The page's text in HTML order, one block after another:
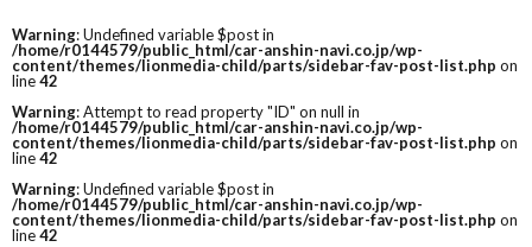
Warning: Undefined variable $post in
/home/r0144579/public_html/car-anshin-navi.co.jp/wp-
content/themes/lionmedia-child/parts/sidebar-fav-post-list.php on
line42
Warning: Attempt to read property "ID" on null in
/home/r0144579/public_html/car-anshin-navi.co.jp/wp-
content/themes/lionmedia-child/parts/sidebar-fav-post-list.php on
line42
Warning: Undefined variable $post in
/home/r0144579/public_html/car-anshin-navi.co.jp/wp-
content/themes/lionmedia-child/parts/sidebar-fav-post-list.php on
line42